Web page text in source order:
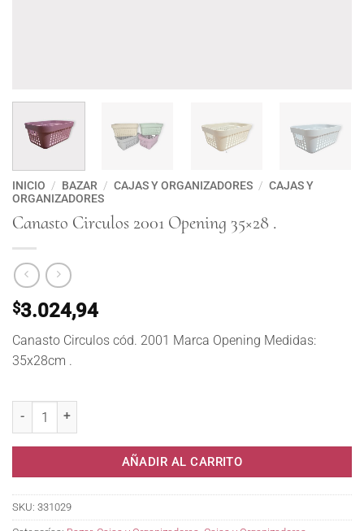
INICIO / BAZAR / CAJAS Y ORGANIZADORES / CAJAS Y
ORGANIZADORES
Canasto Circulos 2001 Opening 35×28 .
$3.024,94
Canasto Circulos cód. 2001 Marca Opening Medidas:
35x28cm .
AÑADIR AL CARRITO
SKU: 331029